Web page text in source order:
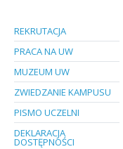
REKRUTACJA
PRACA NA UW
MUZEUM UW
ZWIEDZANIE KAMPUSU
PISMO UCZELNI
DEKLARACJA
DOSTĘPNOŚCI